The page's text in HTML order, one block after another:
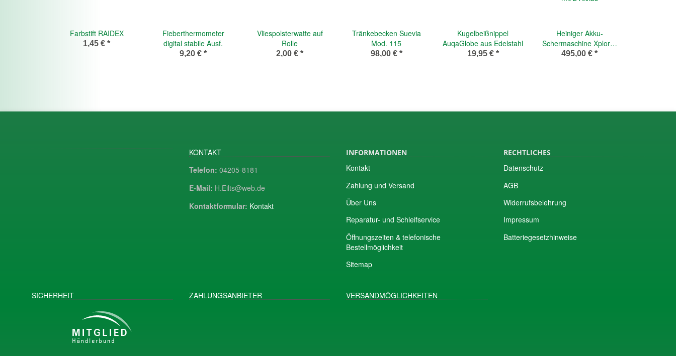
Farbstift RAIDEX
1,45 € *
Fieberthermometer
digital stabile Ausf.
9,20 € *
Vliespolsterwatte auf
Rolle
2,00 € *
Tränkebecken Suevia
Mod. 115
98,00 € *
Kugelbeißnippel
AuqaGlobe aus Edelstahl
19,95 € *
Heiniger Akku-
Schermaschine Xplorer
mit 2 Akkus
495,00 € *
KONTAKT
Telefon: 04205-8181
E-Mail: H.Eilts@web.de
Kontaktformular: Kontakt
INFORMATIONEN
Kontakt
Zahlung und Versand
Über Uns
Reparatur- und Schleifservice
Öffnungszeiten & telefonische
Bestellmöglichkeit
Sitemap
RECHTLICHES
Datenschutz
AGB
Widerrufsbelehrung
Impressum
Batteriegesetzhinweise
SICHERHEIT ZAHLUNGSANBIETER VERSANDMÖGLICHKEITEN